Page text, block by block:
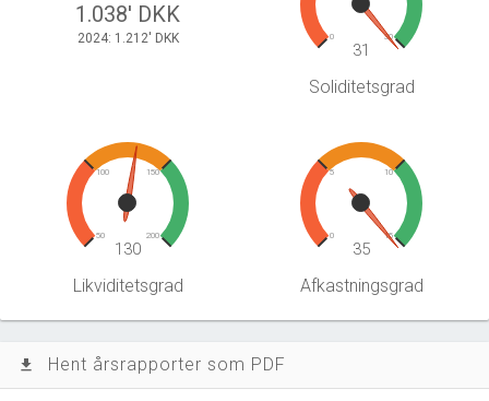
1.038' DKK
2024: 1.212' DKK 0 30
31
Soliditetsgrad
50
100 150
200
130
Likviditetsgrad
0
5 10
15
35
Afkastningsgrad
file_download Hent årsrapporter som PDF